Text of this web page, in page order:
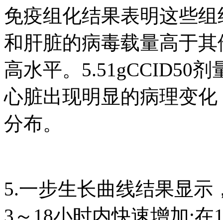
免疫组化结果表明这些
和肝脏的病毒载量高于
高水平。5.51gCCID50
心脏出现明显的病理变
分布。
5.一步生长曲线结果显示
3～18小时内快速增加;